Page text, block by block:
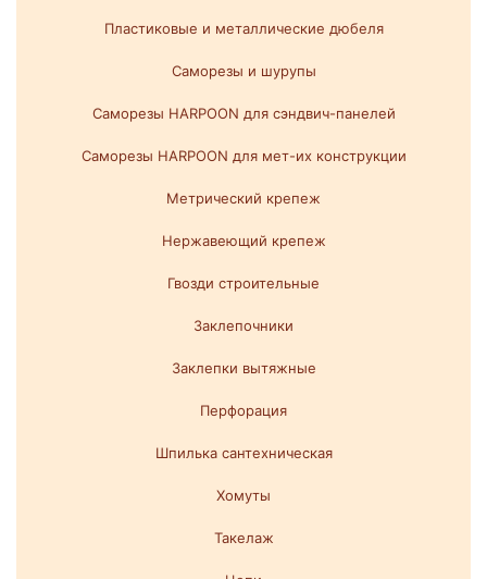
Пластиковые и металлические дюбеля
Саморезы и шурупы
Саморезы HARPOON для сэндвич-панелей
Саморезы HARPOON для мет-их конструкции
Метрический крепеж
Нержавеющий крепеж
Гвозди строительные
Заклепочники
Заклепки вытяжные
Перфорация
Шпилька сантехническая
Хомуты
Такелаж